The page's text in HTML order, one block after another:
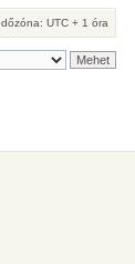
Időzóna: UTC + 1 óra